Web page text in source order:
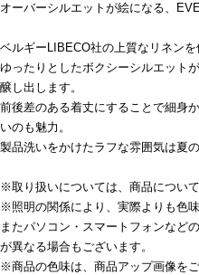
オーバーシルエットが絵になる、
ベルギーLIBECO社の上質なリネンを
ゆったりとしたボクシーシルエット
醸し出します。
前後差のある着丈にすることで細身
いのも魅力。
製品洗いをかけたラフな雰囲気は夏
※取り扱いについては、商品につい
※照明の関係により、実際よりも色
またパソコン・スマートフォンなど
が異なる場合もございます。
※商品の色味は、商品アップ画像をご